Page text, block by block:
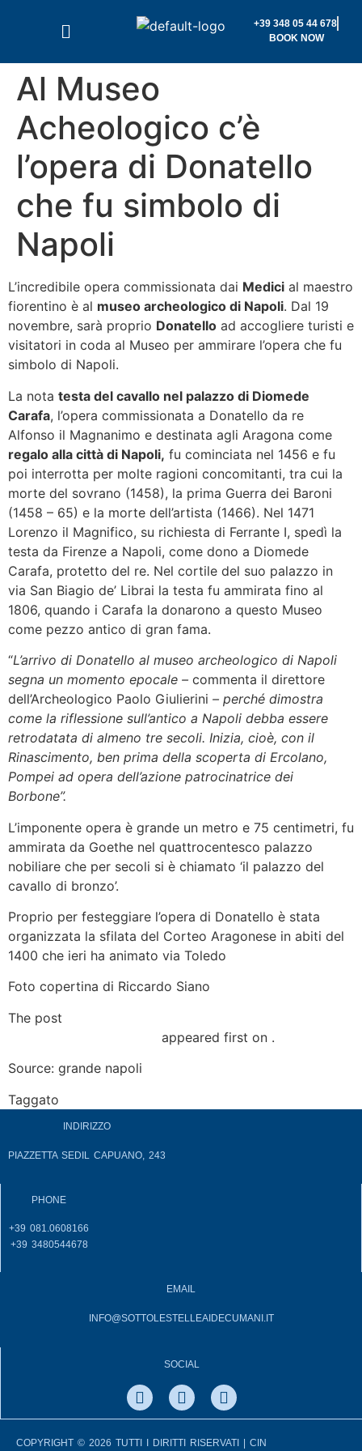
+39 348 05 44 678
BOOK NOW
Al Museo
Acheologico c’è
l’opera di Donatello
che fu simbolo di
Napoli
L’incredibile opera commissionata dai Medici al maestro
fiorentino è al museo archeologico di Napoli. Dal 19
novembre, sarà proprio Donatello ad accogliere turisti e
visitatori in coda al Museo per ammirare l’opera che fu
simbolo di Napoli.
La nota testa del cavallo nel palazzo di Diomede
Carafa, l’opera commissionata a Donatello da re
Alfonso il Magnanimo e destinata agli Aragona come
regalo alla città di Napoli, fu cominciata nel 1456 e fu
poi interrotta per molte ragioni concomitanti, tra cui la
morte del sovrano (1458), la prima Guerra dei Baroni
(1458 – 65) e la morte dell’artista (1466). Nel 1471
Lorenzo il Magnifico, su richiesta di Ferrante I, spedì la
testa da Firenze a Napoli, come dono a Diomede
Carafa, protetto del re. Nel cortile del suo palazzo in
via San Biagio de’ Librai la testa fu ammirata fino al
1806, quando i Carafa la donarono a questo Museo
come pezzo antico di gran fama.
“L’arrivo di Donatello al museo archeologico di Napoli
segna un momento epocale – commenta il direttore
dell’Archeologico Paolo Giulierini – perché dimostra
come la riflessione sull’antico a Napoli debba essere
retrodatata di almeno tre secoli. Inizia, cioè, con il
Rinascimento, ben prima della scoperta di Ercolano,
Pompei ad opera dell’azione patrocinatrice dei
Borbone”.
L’imponente opera è grande un metro e 75 centimetri, fu
ammirata da Goethe nel quattrocentesco palazzo
nobiliare che per secoli si è chiamato ‘il palazzo del
cavallo di bronzo’.
Proprio per festeggiare l’opera di Donatello è stata
organizzata la sfilata del Corteo Aragonese in abiti del
1400 che ieri ha animato via Toledo
Foto copertina di Riccardo Siano
The post
appeared first on .
Source: grande napoli
Taggato
INDIRIZZO
PIAZZETTA SEDIL CAPUANO, 243
PHONE
+39 081.0608166
+39 3480544678
EMAIL
INFO@SOTTOLESTELLEAIDECUMANI.IT
SOCIAL
COPYRIGHT © 2026 TUTTI I DIRITTI RISERVATI | CIN